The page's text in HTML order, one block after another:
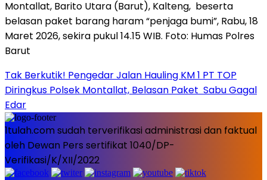
Tak Berkutik! Pengedar Jalan Hauling KM 1 PT TOP
Diringkus Polsek Montallat, Belasan Paket Sabu Gagal
Edar
1tulah.com sudah terverifikasi administrasi dan faktual
oleh Dewan Pers sertifikat 1040/DP-
Verifikasi/K/XII/2022